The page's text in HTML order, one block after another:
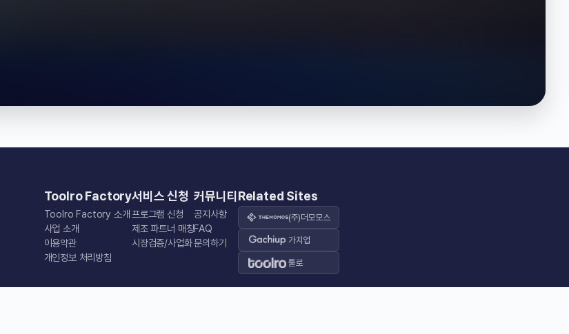
Toolro Factory
Toolro Factory 소개
사업 소개
이용약관
개인정보 처리방침
서비스 신청
프로그램 신청
제조 파트너 매칭
시장검증/사업화
커뮤니티
공지사항
FAQ
문의하기
Related Sites
(주)더모모스
가치업
툴로